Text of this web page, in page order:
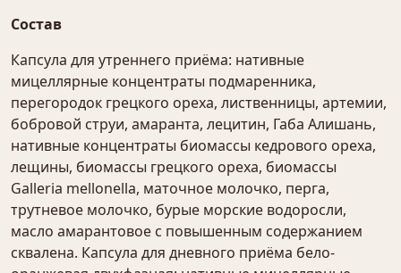
Состав
Капсула для утреннего приёма: нативные
мицеллярные концентраты подмаренника,
перегородок грецкого ореха, лиственницы, артемии,
бобровой струи, амаранта, лецитин, Габа Алишань,
нативные концентраты биомассы кедрового ореха,
лещины, биомассы грецкого ореха, биомассы
Galleria mellonella, маточное молочко, перга,
трутневое молочко, бурые морские водоросли,
масло амарантовое с повышенным содержанием
сквалена. Капсула для дневного приёма бело-